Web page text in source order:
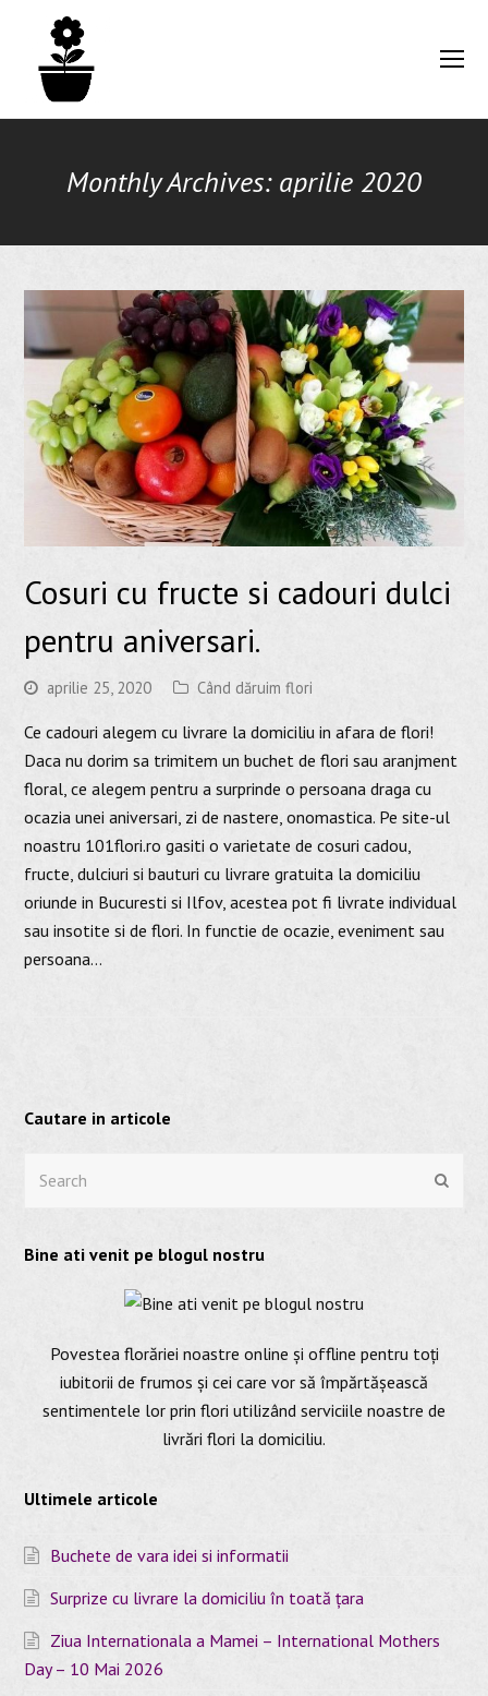
Monthly Archives: aprilie 2020
Cosuri cu fructe si cadouri dulci
pentru aniversari.
aprilie 25, 2020 Când dăruim flori
Ce cadouri alegem cu livrare la domiciliu in afara de flori!
Daca nu dorim sa trimitem un buchet de flori sau aranjment
floral, ce alegem pentru a surprinde o persoana draga cu
ocazia unei aniversari, zi de nastere, onomastica. Pe site-ul
noastru 101flori.ro gasiti o varietate de cosuri cadou,
fructe, dulciuri si bauturi cu livrare gratuita la domiciliu
oriunde in Bucuresti si Ilfov, acestea pot fi livrate individual
sau insotite si de flori. In functie de ocazie, eveniment sau
persoana…
Cautare in articole
Bine ati venit pe blogul nostru
Povestea florăriei noastre online și offline pentru toți
iubitorii de frumos și cei care vor să împărtășească
sentimentele lor prin flori utilizând serviciile noastre de
livrări flori la domiciliu.
Ultimele articole
Buchete de vara idei si informatii
Surprize cu livrare la domiciliu în toată țara
Ziua Internationala a Mamei – International Mothers
Day – 10 Mai 2026